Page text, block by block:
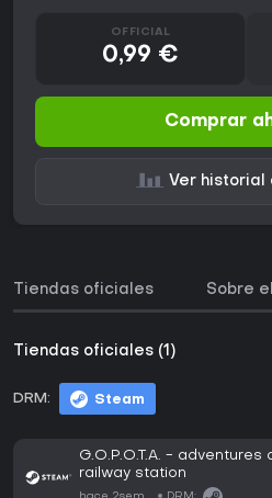
OFFICIAL
0,99 €
Comprar
Ver historial
Tiendas oficiales Sobre
Tiendas oficiales (1)
DRM: Steam
G.O.P.O.T.A. - adventures
railway station